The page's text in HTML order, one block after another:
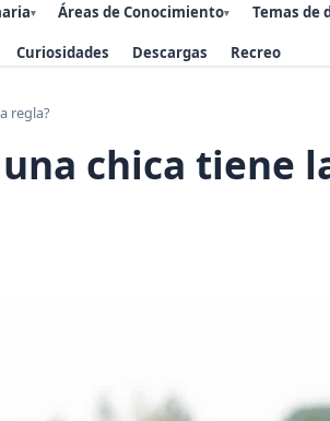
▾ Áreas de Conocimiento▾ Temas de
Curiosidades Descargas Recreo
regla?
chica tiene